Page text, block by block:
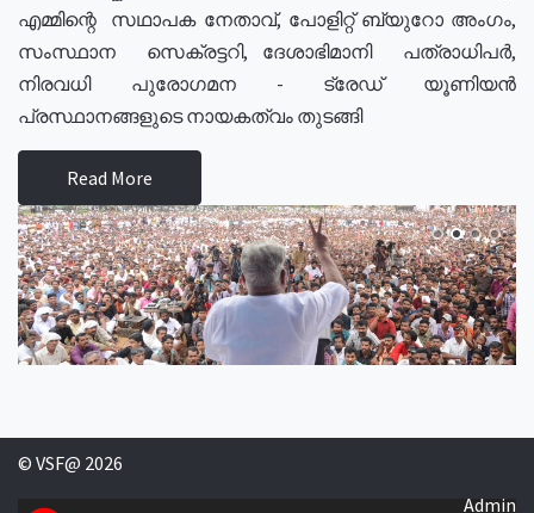
എമ്മിന്റെ സഥാപക നേതാവ്, പോളിറ്റ് ബ്യുറോ അംഗം,
സംസ്ഥാന സെക്രട്ടറി, ദേശാഭിമാനി പത്രാധിപർ,
നിരവധി പുരോഗമന - ട്രേഡ് യൂണിയൻ
പ്രസ്ഥാനങ്ങളുടെ നായകത്വം തുടങ്ങി
Read More
© VSF@ 2026
Admin